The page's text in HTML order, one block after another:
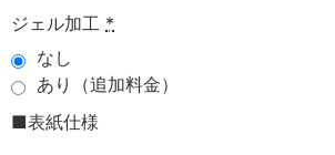
ジェル加工 *
なし
あり（追加料金）
■表紙仕様